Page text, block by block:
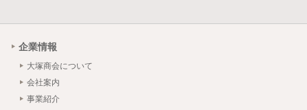
企業情報
大塚商会について
会社案内
事業紹介